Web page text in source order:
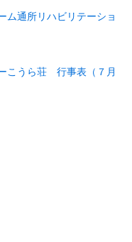
ム通所リハビリテーショ
こうら荘 行事表（７月